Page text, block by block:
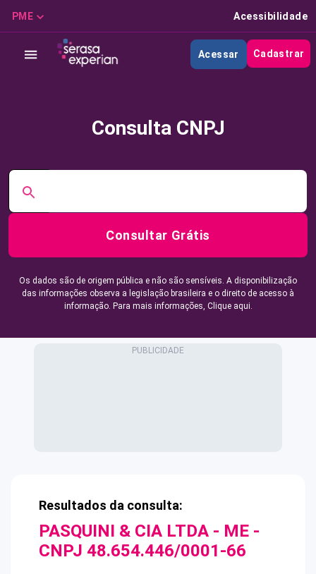
PME Acessibilidade
Acessar Cadastrar
Consulta CNPJ
Consultar Grátis
Os dados são de origem pública e não são sensíveis. A disponibilização
das informações observa a legislação brasileira e o direito de acesso à
informação. Para mais informações, Clique aqui.
Resultados da consulta:
PASQUINI & CIA LTDA - ME -
CNPJ 48.654.446/0001-66